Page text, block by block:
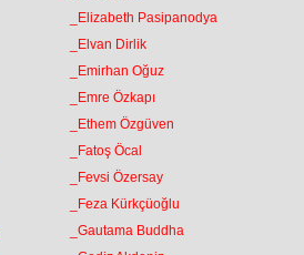
_Elizabeth Pasipanodya
_Elvan Dirlik
_Emirhan Oğuz
_Emre Özkapı
_Ethem Özgüven
_Fatoş Öcal
_Fevsi Özersay
_Feza Kürkçüoğlu
_Gautama Buddha